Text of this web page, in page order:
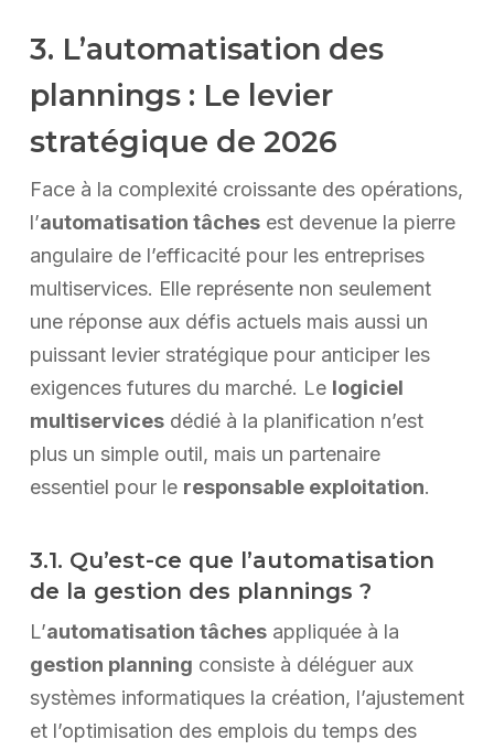
3. L’automatisation des
plannings : Le levier
stratégique de 2026
Face à la complexité croissante des opérations,
l’automatisation tâchesest devenue la pierre
angulaire de l’efficacité pour les entreprises
multiservices. Elle représente non seulement
une réponse aux défis actuels mais aussi un
puissant levier stratégique pour anticiper les
exigences futures du marché. Le logiciel
multiservicesdédié à la planification n’est
plus un simple outil, mais un partenaire
essentiel pour le responsable exploitation.
3.1. Qu’est-ce que l’automatisation
de la gestion des plannings ?
L’automatisation tâchesappliquée à la
gestion planning consiste à déléguer aux
systèmes informatiques la création, l’ajustement
et l’optimisation des emplois du temps des